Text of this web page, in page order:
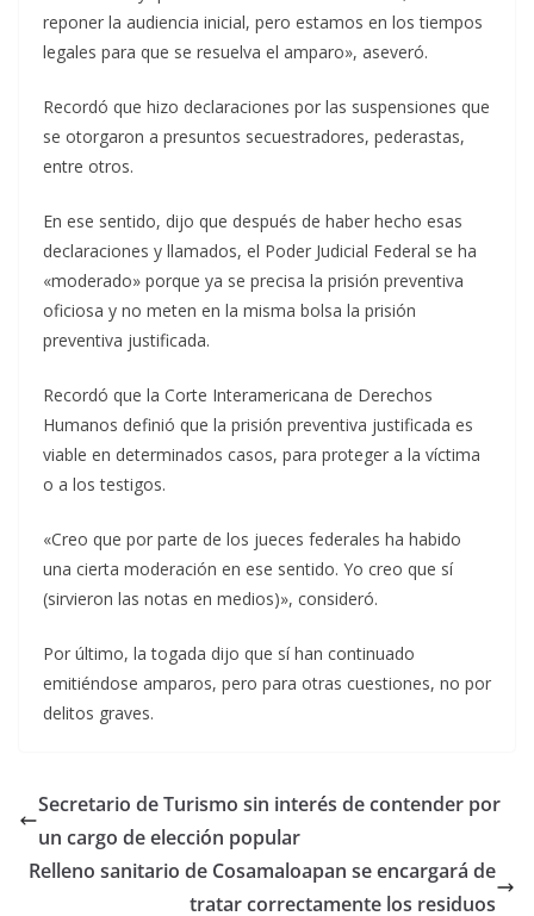
reponer la audiencia inicial, pero estamos en los tiempos
legales para que se resuelva el amparo», aseveró.
Recordó que hizo declaraciones por las suspensiones que
se otorgaron a presuntos secuestradores, pederastas,
entre otros.
En ese sentido, dijo que después de haber hecho esas
declaraciones y llamados, el Poder Judicial Federal se ha
«moderado» porque ya se precisa la prisión preventiva
oficiosa y no meten en la misma bolsa la prisión
preventiva justificada.
Recordó que la Corte Interamericana de Derechos
Humanos definió que la prisión preventiva justificada es
viable en determinados casos, para proteger a la víctima
o a los testigos.
«Creo que por parte de los jueces federales ha habido
una cierta moderación en ese sentido. Yo creo que sí
(sirvieron las notas en medios)», consideró.
Por último, la togada dijo que sí han continuado
emitiéndose amparos, pero para otras cuestiones, no por
delitos graves.
Secretario de Turismo sin interés de contender por
un cargo de elección popular
Relleno sanitario de Cosamaloapan se encargará de
tratar correctamente los residuos